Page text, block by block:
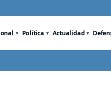
Política Actualidad